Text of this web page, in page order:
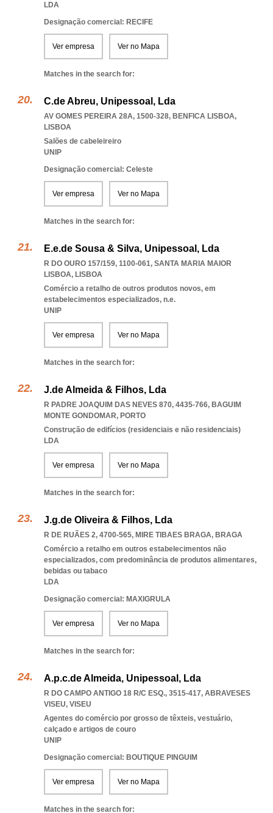
LDA
Designação comercial: RECIFE
Ver empresa Ver no Mapa
Matches in the search for:
C.de Abreu, Unipessoal, Lda
AV GOMES PEREIRA 28A, 1500-328, BENFICA LISBOA,
LISBOA
Salões de cabeleireiro
UNIP
Designação comercial: Celeste
Ver empresa Ver no Mapa
Matches in the search for:
E.e.de Sousa & Silva, Unipessoal, Lda
R DO OURO 157/159, 1100-061, SANTA MARIA MAIOR
LISBOA, LISBOA
Comércio a retalho de outros produtos novos, em
estabelecimentos especializados, n.e.
UNIP
Ver empresa Ver no Mapa
Matches in the search for:
J.de Almeida & Filhos, Lda
R PADRE JOAQUIM DAS NEVES 870, 4435-766, BAGUIM
MONTE GONDOMAR, PORTO
Construção de edifícios (residenciais e não residenciais)
LDA
Ver empresa Ver no Mapa
Matches in the search for:
J.g.de Oliveira & Filhos, Lda
R DE RUÃES 2, 4700-565, MIRE TIBAES BRAGA, BRAGA
Comércio a retalho em outros estabelecimentos não
especializados, com predominância de produtos alimentares,
bebidas ou tabaco
LDA
Designação comercial: MAXIGRULA
Ver empresa Ver no Mapa
Matches in the search for:
A.p.c.de Almeida, Unipessoal, Lda
R DO CAMPO ANTIGO 18 R/C ESQ., 3515-417, ABRAVESES
VISEU, VISEU
Agentes do comércio por grosso de têxteis, vestuário,
calçado e artigos de couro
UNIP
Designação comercial: BOUTIQUE PINGUIM
Ver empresa Ver no Mapa
Matches in the search for: